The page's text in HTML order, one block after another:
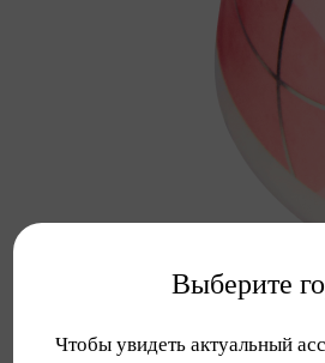
Выберите
Чтобы увидеть актуальный